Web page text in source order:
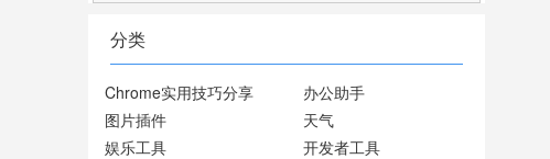
分类
Chrome实用技巧分享
办公助手
图片插件
天气
娱乐工具
开发者工具